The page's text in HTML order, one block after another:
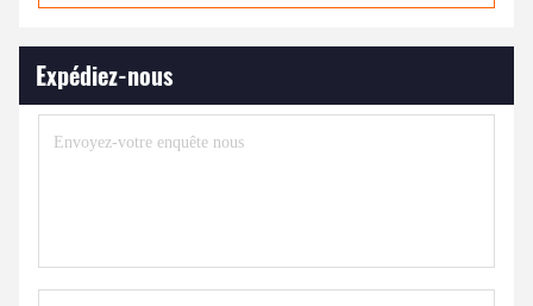
Expédiez-nous